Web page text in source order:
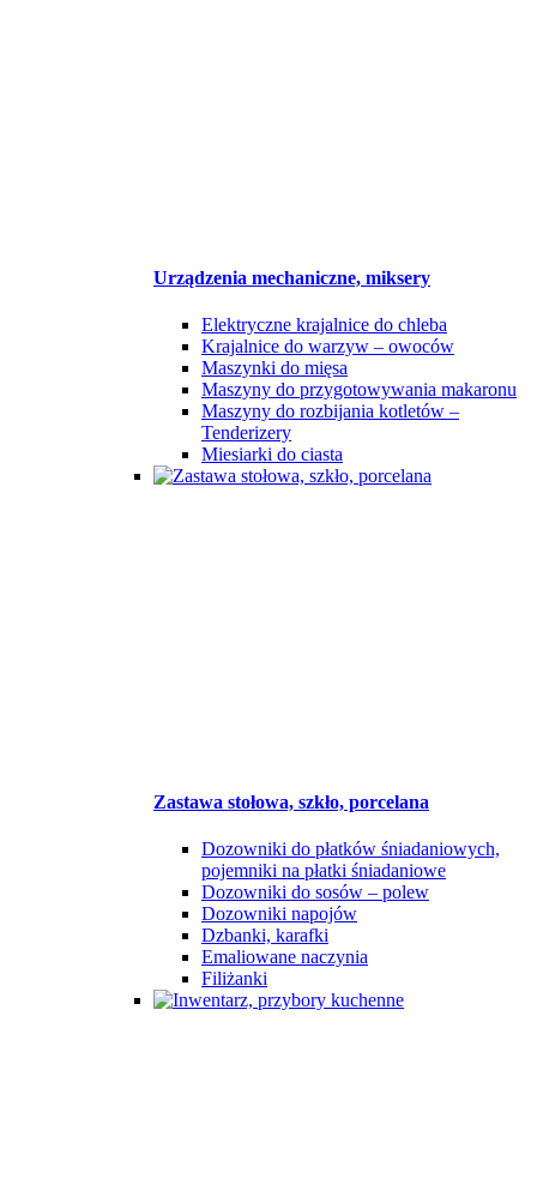
Urządzenia mechaniczne, miksery
Elektryczne krajalnice do chleba
Krajalnice do warzyw – owoców
Maszynki do mięsa
Maszyny do przygotowywania makaronu
Maszyny do rozbijania kotletów –
Tenderizery
Miesiarki do ciasta
Zastawa stołowa, szkło, porcelana
Dozowniki do płatków śniadaniowych,
pojemniki na płatki śniadaniowe
Dozowniki do sosów – polew
Dozowniki napojów
Dzbanki, karafki
Emaliowane naczynia
Filiżanki